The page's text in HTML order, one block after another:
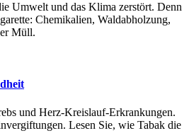
Umwelt und das Klima zerstört. Denn
Chemikalien, Waldabholzung,
Müll.
und Herz-Kreislauf-Erkrankungen.
Lesen Sie, wie Tabak die